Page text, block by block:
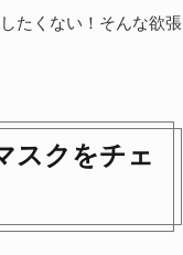
たくない！そんな欲張
スクをチェ